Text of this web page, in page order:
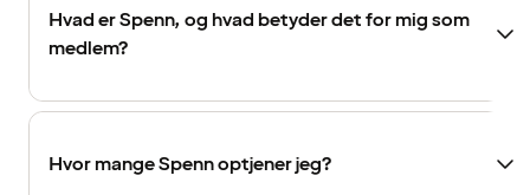
Hvad er Spenn, og hvad betyder det for mig som
medlem?
Hvor mange Spenn optjener jeg?